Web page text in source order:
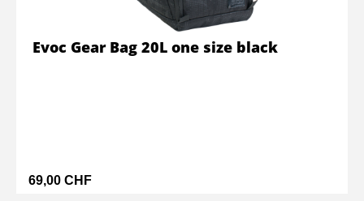
69,00 CHF
Evoc Gear Bag 20L one size black